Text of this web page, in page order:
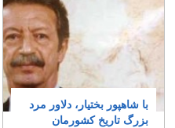
با شاهپور بختیار، دلاور مرد
بزرگ تاریخ کشورمان